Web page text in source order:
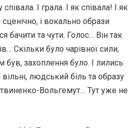
І грала. І як співала! І як
сценічно, і вокально образи
бачити та чути. Голос… Він так
Скільки було чарівної сили,
був, захоплення було. І лились
вільні, людський біль та образу
Вольгемут… Тут уже не